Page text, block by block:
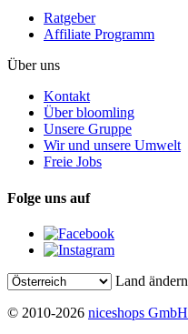
Ratgeber
Affiliate Programm
Über uns
Kontakt
Über bloomling
Unsere Gruppe
Wir und unsere Umwelt
Freie Jobs
Folge uns auf
Land ändern
© 2010-2026 niceshops GmbH